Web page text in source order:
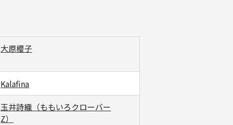
大原櫻子
Kalafina
玉井詩織（ももいろクローバー
Z）